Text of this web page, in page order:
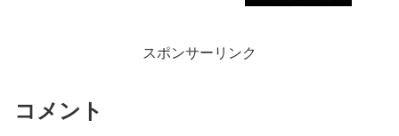
スポンサーリンク
コメント